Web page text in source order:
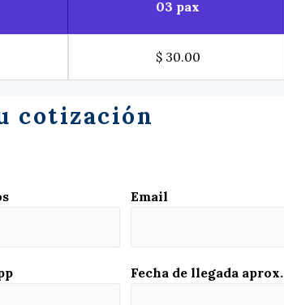
03 pax
$ 30.00
cotización
Email
Fecha de llegada aprox.